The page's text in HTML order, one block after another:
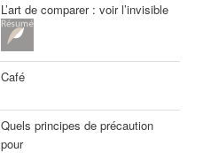
L’art de comparer : voir l’invisible
Café
Quels principes de précaution
pour